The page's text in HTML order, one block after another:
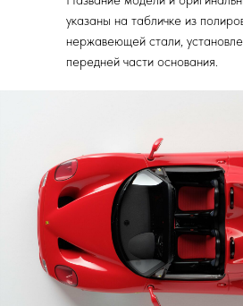
указаны на табличке из
нержавеющей стали,
передней части основания.